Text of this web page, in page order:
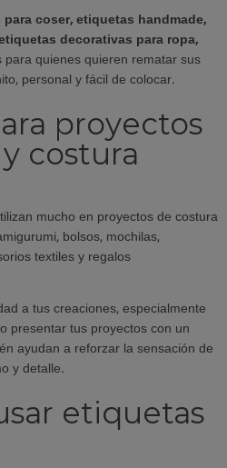
coser, etiquetas handmade,
decorativas para ropa,
para quienes quieren rematar sus
personal y fácil de colocar.
proyectos
costura
mucho en proyectos de costura
bolsos, mochilas,
textiles y regalos
a tus creaciones, especialmente
presentar tus proyectos con un
ayudan a reforzar la sensación de
y detalle.
etiquetas